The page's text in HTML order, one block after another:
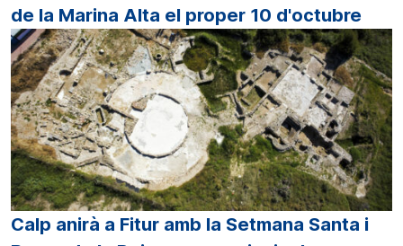
de la Marina Alta el proper 10 d'octubre
Calp anirà a Fitur amb la Setmana Santa i